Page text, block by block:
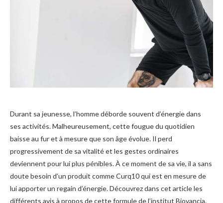
Durant sa jeunesse, l’homme déborde souvent d’énergie dans
ses activités. Malheureusement, cette fougue du quotidien
baisse au fur et à mesure que son âge évolue. Il perd
progressivement de sa vitalité et les gestes ordinaires
deviennent pour lui plus pénibles. À ce moment de sa vie, il a sans
doute besoin d’un produit comme Curq10 qui est en mesure de
lui apporter un regain d’énergie. Découvrez dans cet article les
différents avis à propos de cette formule de l’institut Biovancia.